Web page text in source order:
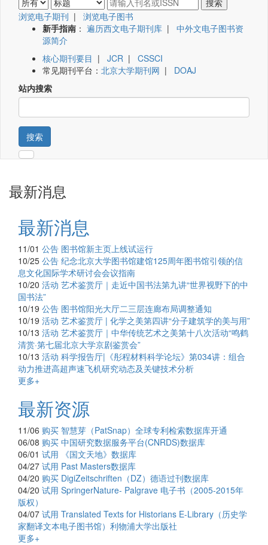
浏览电子期刊 | 浏览电子图书
新手指南 ： 遍历西文电子期刊库 | 中外文电子图书资
源简介
核心期刊要目 | JCR | CSSCI
常见期刊平台： 北京大学期刊网 | DOAJ
站内搜索
搜索
最新消息
最新消息
11/01 公告 图书馆新主页上线试运行
10/25 公告 纪念北京大学图书馆建馆125周年图书馆引领的信
息文化国际学术研讨会会议指南
10/20 活动 艺术鉴赏厅｜走近中国书法第九讲“世界视野下的中
国书法”
10/19 公告 图书馆阳光大厅二三层连廊布局调整通知
10/19 活动 艺术鉴赏厅 | 化学之美第四讲“分子建筑学的美与用”
10/13 活动 艺术鉴赏厅｜中华传统艺术之美第十八次活动“鸣鹤
清赏·第七届北京大学京剧鉴赏会”
10/13 活动 科学报告厅|《彤程材料科学论坛》第034讲：组合
动力推进高超声速飞机研究动态及关键技术分析
更多+
最新资源
11/06 购买 智慧芽（PatSnap）全球专利检索数据库开通
06/08 购买 中国研究数据服务平台(CNRDS)数据库
06/01 试用
《国文天地》数据库
04/27 试用 Past Masters数据库
04/20 购买 DigiZeitschriften（DZ）德语过刊数据库
04/20 试用 SpringerNature- Palgrave 电子书（2005-2015年
版权）
04/07 试用 Translated Texts for Historians E-Library（历史学
家翻译文本电子图书馆）利物浦大学出版社
更多+